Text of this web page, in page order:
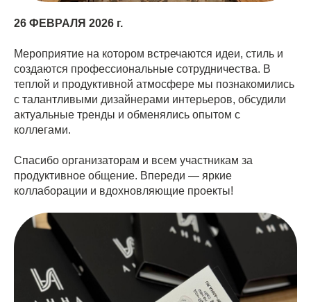
26 ФЕВРАЛЯ 2026 г.
Мероприятие на котором встречаются идеи, стиль и
создаются профессиональные сотрудничества. В
теплой и продуктивной атмосфере мы познакомились
с талантливыми дизайнерами интерьеров, обсудили
актуальные тренды и обменялись опытом с
коллегами.
Спасибо организаторам и всем участникам за
продуктивное общение. Впереди — яркие
коллаборации и вдохновляющие проекты!